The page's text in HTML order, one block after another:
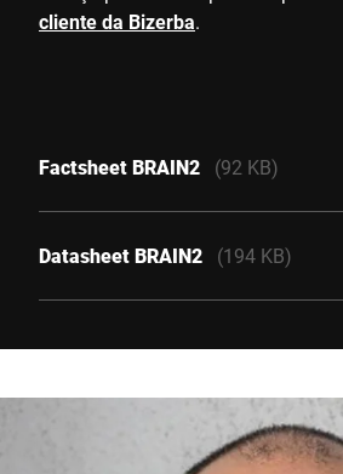
cliente da Bizerba.
Factsheet BRAIN2 (92 KB)
Datasheet BRAIN2 (194 KB)